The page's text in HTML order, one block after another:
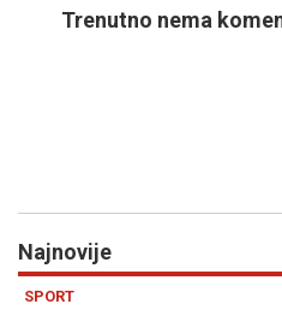
Trenutno nema
Najnovije
SPORT